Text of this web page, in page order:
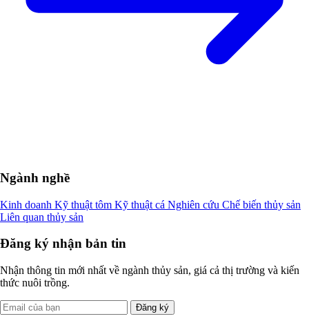
Ngành nghề
Kinh doanh Kỹ thuật tôm Kỹ thuật cá Nghiên cứu Chế biến thủy sản
Liên quan thủy sản
Đăng ký nhận bản tin
Nhận thông tin mới nhất về ngành thủy sản, giá cả thị trường và kiến
thức nuôi trồng.
Đăng ký